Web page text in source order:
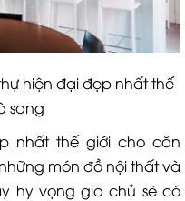
đại đẹp nhất thế
sang
nhất thế giới cho căn
món đồ nội thất và
hy vọng gia chủ sẽ có